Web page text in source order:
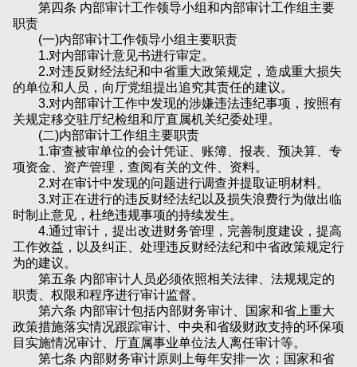
第四条 内部审计工作领导小组和内部审计工作组主要
职责
(一)内部审计工作领导小组主要职责
1.对内部审计意见书进行审定。
2.对违反财经法纪和中省重大政策规定，造成重大损失
的单位和人员，向厅党组提出追究其责任的建议。
3.对内部审计工作中发现的涉嫌违法违纪事项，按照有
关规定移交驻厅纪检组和厅直属机关纪委处理。
(二)内部审计工作组主要职责
1.审查被审单位的会计凭证、账簿、报表、预决算、专
项资金、资产管理，查阅有关的文件、资料。
2.对在审计中发现的问题进行调查并提取证明材料。
3.对正在进行的违反财经法纪以及损失浪费行为做出临
时制止意见，杜绝违规事项的持续发生。
4.通过审计，提出改进财务管理，完善制度建设，提高
工作效益，以及纠正、处理违反财经法纪和中省政策规定行
为的建议。
第五条 内部审计人员必须依照相关法律、法规规定的
职责、权限和程序进行审计监督。
第六条 内部审计包括内部财务审计、国家和省上重大
政策措施落实情况跟踪审计、中央和省级财政支持的环保项
目实施情况审计、厅直属事业单位法人离任审计等。
第七条 内部财务审计原则上每年安排一次；国家和省